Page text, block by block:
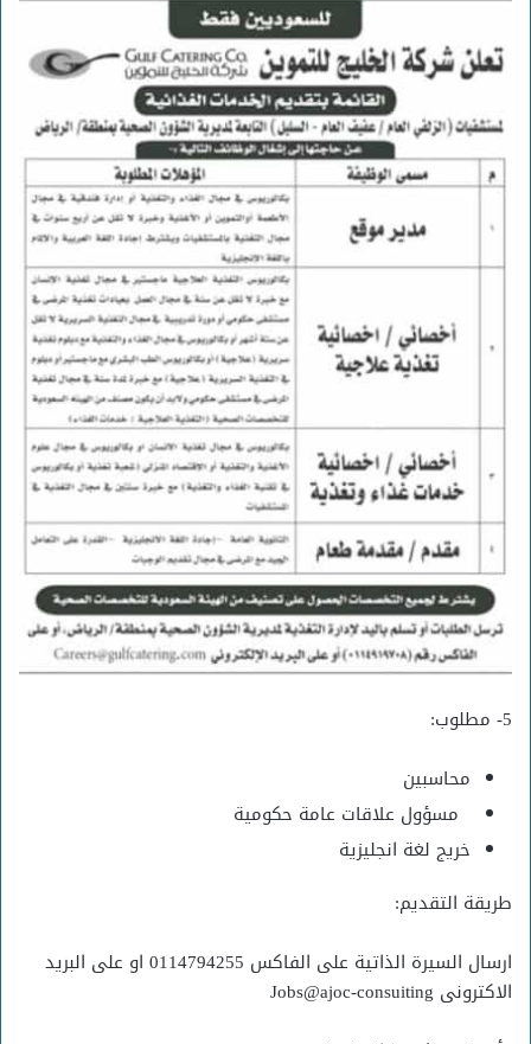
5- مطلوب:
محاسبين
مسؤول علاقات عامة حكومية
خريج لغة انجليزية
طريقة التقديم:
ارسال السيرة الذاتية على الفاكس 0114794255 او على البريد
الاكترونى Jobs@ajoc-consuiting